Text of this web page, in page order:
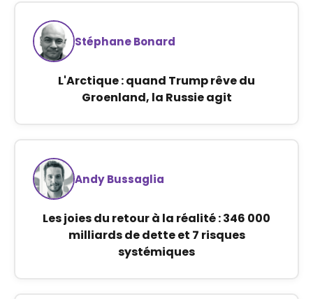
Stéphane Bonard
L'Arctique : quand Trump rêve du
Groenland, la Russie agit
Andy Bussaglia
Les joies du retour à la réalité : 346 000
milliards de dette et 7 risques
systémiques